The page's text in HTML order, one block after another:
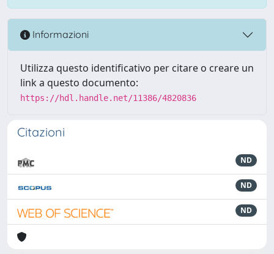
Informazioni
Utilizza questo identificativo per citare o creare un
link a questo documento:
https://hdl.handle.net/11386/4820836
Citazioni
ND
ND
ND